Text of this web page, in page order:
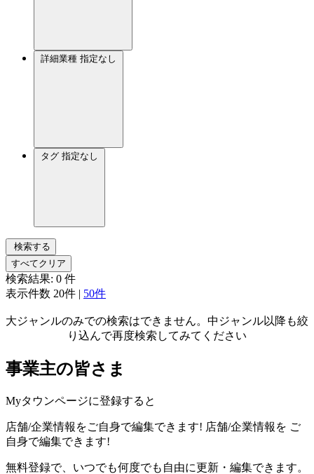
詳細業種 指定なし
タグ 指定なし
検索する
すべてクリア
検索結果: 0 件
表示件数 20件 | 50件
大ジャンルのみでの検索はできません。中ジャンル以降も絞
り込んで再度検索してみてください
事業主の皆さま
Myタウンページに登録すると
店舗/企業情報をご自身で編集できます! 店舗/企業情報を ご
自身で編集できます!
無料登録で、いつでも何度でも自由に更新・編集できます。